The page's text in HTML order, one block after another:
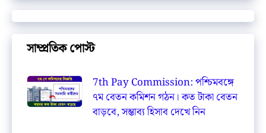
সাম্প্রতিক পোস্ট
7th Pay Commission: পশ্চিমবঙ্গে
৭ম বেতন কমিশন গঠন। কত টাকা বেতন
বাড়বে, সম্ভাব্য হিসাব দেখে নিন